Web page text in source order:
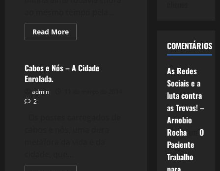
Read MoreRead
more
Ameaçada:
Monstros
Política
Cabos e Nós – A Cidade
Enrolada.
admin
2
COMENTÁRIOS
As Redes
Sociais e a
luta contra
as Trevas! –
Arnobio
Rochaem O
Paciente
Trabalho